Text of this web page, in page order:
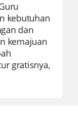
kebutuhan
dan
kemajuan
gratisnya,